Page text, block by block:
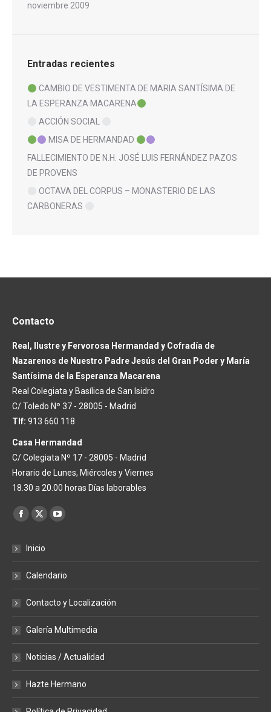
noviembre 2009
Entradas recientes
CAMBIO DE VESTIMENTA DE MARIA SANTÍSIMA DE
LA ESPERANZA MACARENA
ACCIÓN SOCIAL
MISA DE HERMANDAD
FALLECIMIENTO DE N.H. JOSÉ LUIS FERNÁNDEZ PAZOS
DE PROVENS
OCTAVA DEL CORPUS – MONASTERIO DE LAS
CARBONERAS
Contacto
Real, Ilustre y Fervorosa Hermandad y Cofradía de
Nazarenos de Nuestro Padre Jesús del Gran Poder y María
Santísima de la Esperanza Macarena
Real Colegiata y Basílica de San Isidro
C/ Toledo Nº 37 - 28005 - Madrid
Tlf: 913 660 118
Casa Hermandad
C/ Colegiata Nº 17 - 28005 - Madrid
Horario de Lunes, Miércoles y Viernes
18.30 a 20.00 horas Días laborables
Encuéntranos en:
Facebook
opens
window
X
opens
window
YouTube
window
Inicio
Calendario
Contacto y Localización
Galería Multimedia
Noticias / Actualidad
Hazte Hermano